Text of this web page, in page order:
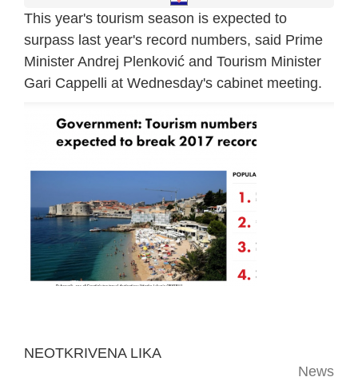
This year's tourism season is expected to
surpass last year's record numbers, said Prime
Minister Andrej Plenković and Tourism Minister
Gari Cappelli at Wednesday's cabinet meeting.
NEOTKRIVENA LIKA
News